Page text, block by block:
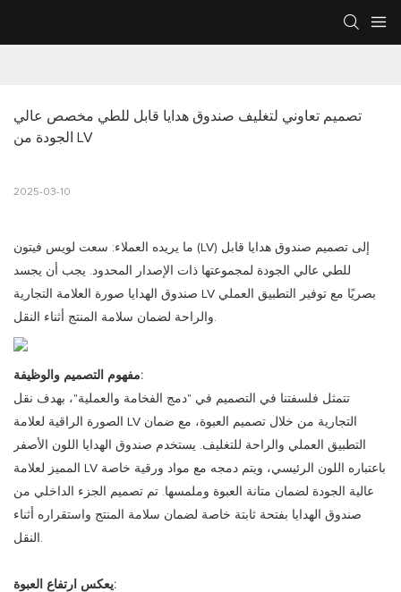
تصميم تعاوني لتغليف صندوق هدايا قابل للطي مخصص عالي
الجودة من LV
2025-03-10
ما يريده العملاء: سعت لويس فيتون (LV) إلى تصميم صندوق هدايا قابل
للطي عالي الجودة لمجموعتها ذات الإصدار المحدود. يجب أن يجسد
صندوق الهدايا صورة العلامة التجارية LV بصريًا مع توفير التطبيق العملي
والراحة لضمان سلامة المنتج أثناء النقل.
مفهوم التصميم والوظيفة:
تتمثل فلسفتنا في التصميم في "دمج الفخامة والعملية"، بهدف نقل
الصورة الراقية لعلامة LV التجارية من خلال تصميم العبوة، مع ضمان
التطبيق العملي والراحة للتغليف. يستخدم صندوق الهدايا اللون الأصفر
المميز لعلامة LV باعتباره اللون الرئيسي، ويتم دمجه مع مواد ورقية خاصة
عالية الجودة لضمان متانة العبوة وملمسها. تم تصميم الجزء الداخلي من
صندوق الهدايا بفتحة ثابتة خاصة لضمان سلامة المنتج واستقراره أثناء
يعكس ارتفاع العبوة: